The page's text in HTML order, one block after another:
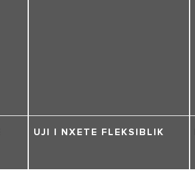
UJI I NXETE FLEKSIBLIK